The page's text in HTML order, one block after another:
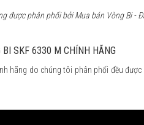
được phân phối bởi Mua bán Vòng Bi -
BI SKF 6330 M CHÍNH HÃNG
hãng do chúng tôi phân phối đều